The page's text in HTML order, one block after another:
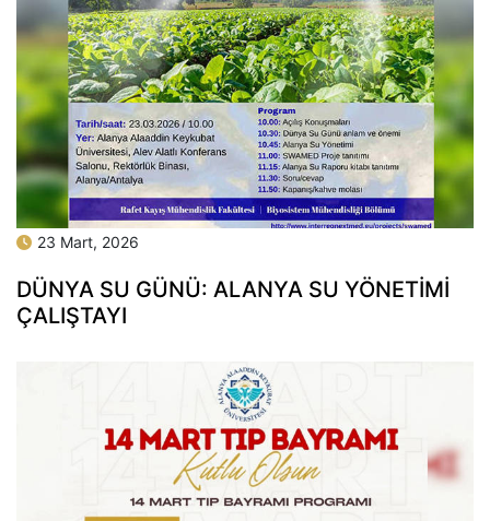
23 Mart, 2026
DÜNYA SU GÜNÜ: ALANYA SU YÖNETİMİ
ÇALIŞTAYI